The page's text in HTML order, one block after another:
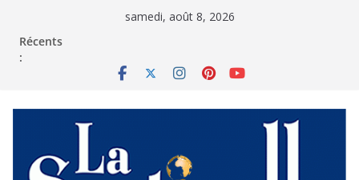
samedi, août 8, 2026
Récents
: